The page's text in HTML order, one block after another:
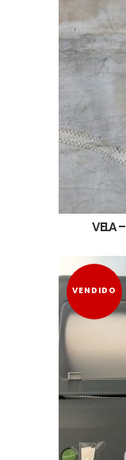
VELA
VENDIDO